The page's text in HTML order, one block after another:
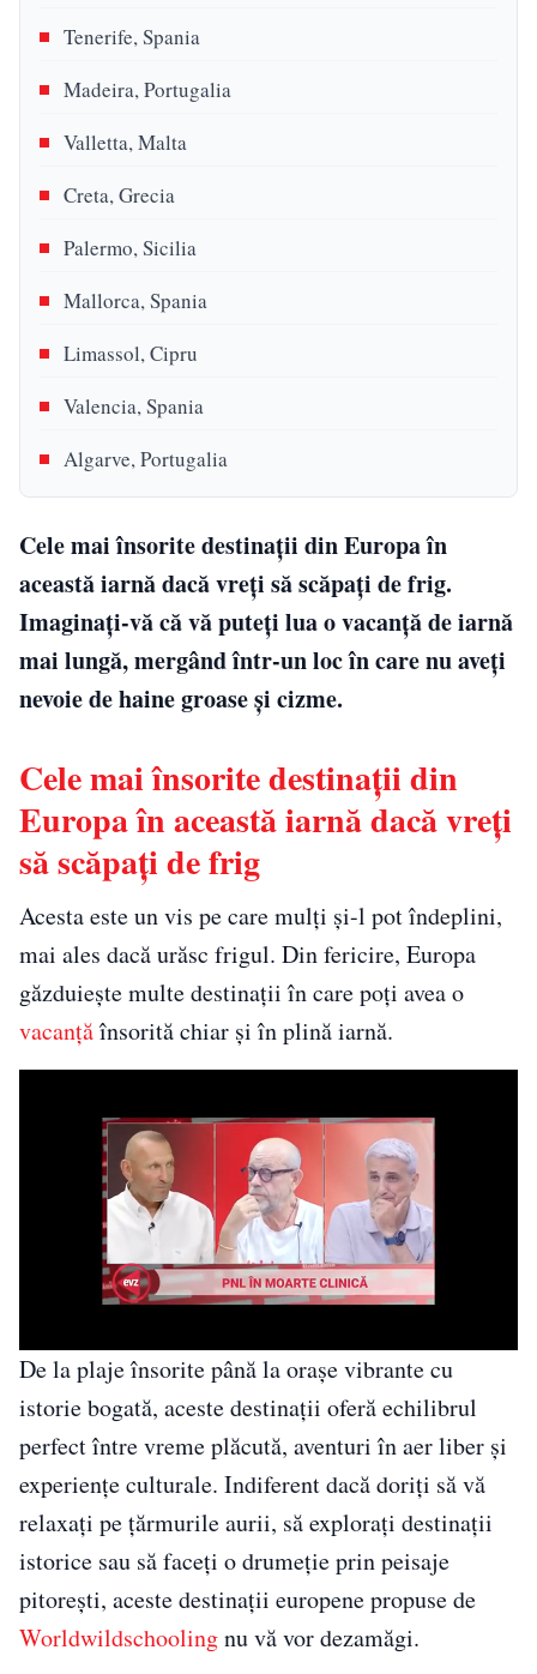
Tenerife, Spania
Madeira, Portugalia
Valletta, Malta
Creta, Grecia
Palermo, Sicilia
Mallorca, Spania
Limassol, Cipru
Valencia, Spania
Algarve, Portugalia
Cele mai însorite destinații din Europa în
această iarnă dacă vreți să scăpați de frig.
Imaginați-vă că vă puteți lua o vacanță de iarnă
mai lungă, mergând într-un loc în care nu aveți
nevoie de haine groase și cizme.
Cele mai însorite destinații din
Europa în această iarnă dacă vreți
să scăpați de frig
Acesta este un vis pe care mulți și-l pot îndeplini,
mai ales dacă urăsc frigul. Din fericire, Europa
găzduiește multe destinații în care poți avea o
vacanțăînsorită chiar și în plină iarnă.
De la plaje însorite până la orașe vibrante cu
istorie bogată, aceste destinații oferă echilibrul
perfect între vreme plăcută, aventuri în aer liber și
experiențe culturale. Indiferent dacă doriți să vă
relaxați pe țărmurile aurii, să explorați destinații
istorice sau să faceți o drumeție prin peisaje
pitorești, aceste destinații europene propuse de
Worldwildschoolingnu vă vor dezamăgi.